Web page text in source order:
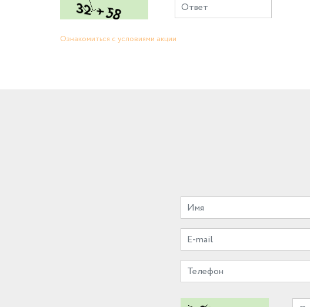
Ознакомиться с условиями акции